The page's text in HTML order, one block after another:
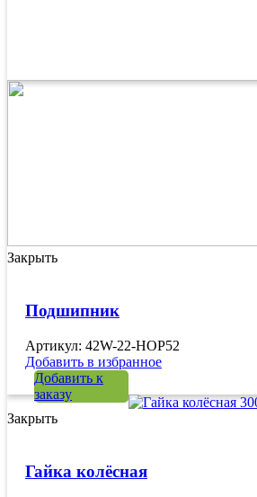
Закрыть
Подшипник
Артикул: 42W-22-HOP52
Добавить в избранное
Добавить к
заказу
Закрыть
Гайка колёсная